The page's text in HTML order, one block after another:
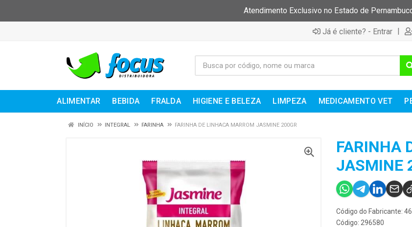
Atendimento Exclusivo no Estado de
Já é cliente? - Entrar |
ALIMENTAR BEBIDA FRALDA HIGIENE E BELEZA LIMPEZA MEDICAMENTO VET
INÍCIO INTEGRAL FARINHA FARINHA DE LINHACA MARROM JASMINE 200GR
FARINHA
JASMINE
Código do Fabricante:
Código: 296580